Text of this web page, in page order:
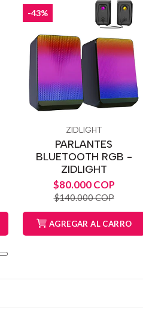
-43%
ZIDLIGHT
PARLANTES
BLUETOOTH RGB -
ZIDLIGHT
$80.000 COP
$140.000 COP
AGREGAR AL CARRO